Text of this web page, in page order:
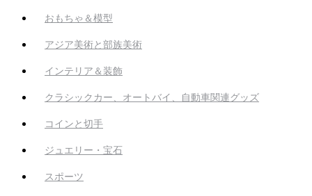
おもちゃ＆模型
アジア美術と部族美術
インテリア＆装飾
クラシックカー、オートバイ、自動車関連グッズ
コインと切手
ジュエリー・宝石
スポーツ